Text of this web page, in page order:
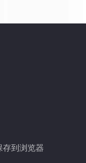
存到浏览器